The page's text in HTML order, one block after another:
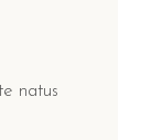
natus